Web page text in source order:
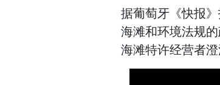
据葡萄牙《快报
海滩和环境法规
海滩特许经营者澄